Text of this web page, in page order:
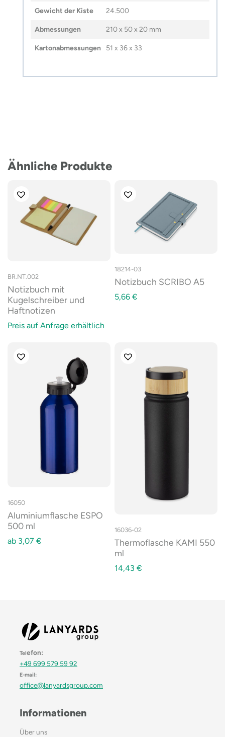
Gewicht der Kiste 24.500
Abmessungen 210 x 50 x 20 mm
Kartonabmessungen 51 x 36 x 33
Ähnliche Produkte
BR.NT.002
Notizbuch mit
Kugelschreiber und
Haftnotizen
Preis auf Anfrage erhältlich
18214-03
Notizbuch SCRIBO A5
5,66 €
16050
Aluminiumflasche ESPO
500 ml
ab 3,07 €
16036-02
Thermoflasche KAMI 550
ml
14,43 €
Telefon:
+49 699 579 59 92
E-mail:
office@lanyardsgroup.com
Informationen
Über uns